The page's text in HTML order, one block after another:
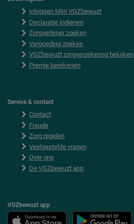
Inloggen Mijn VGZbewuzt
Declaratie indienen
Zorgverlener zoeken
Vergoeding zoeken
VGZbewuzt zorgverzekering bekijken
Premie berekenen
Service & contact
Contact
Fraude
Zorg regelen
Veelgestelde vragen
Over ons
De VGZbewuzt app
VGZbewuzt app